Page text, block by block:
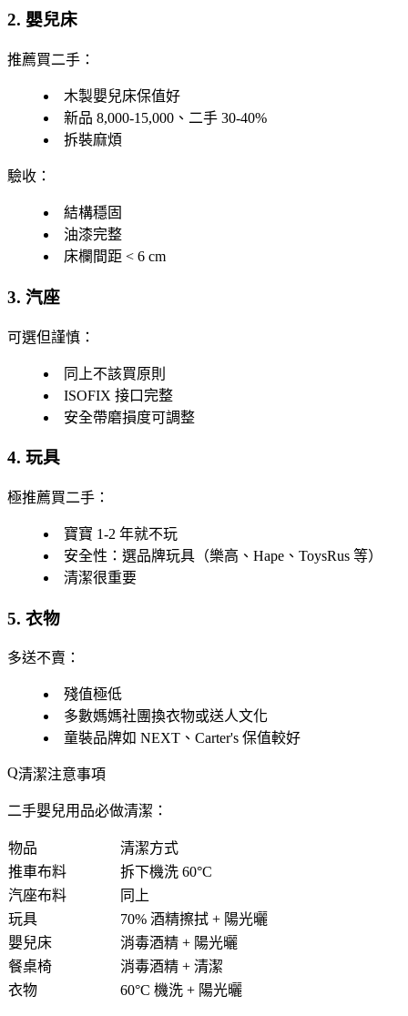
2. 嬰兒床
推薦買二手 ：
木製嬰兒床保值好
新品 8,000-15,000、二手 30-40%
拆裝麻煩
驗收 ：
結構穩固
油漆完整
床欄間距 < 6 cm
3. 汽座
可選但謹慎 ：
同上不該買原則
ISOFIX 接口完整
安全帶磨損度可調整
4. 玩具
極推薦買二手 ：
寶寶 1-2 年就不玩
安全性：選品牌玩具（樂高、Hape、ToysRus 等）
清潔很重要
5. 衣物
多送不賣 ：
殘值極低
多數媽媽社團換衣物或送人文化
童裝品牌如 NEXT、Carter's 保值較好
清潔注意事項
二手嬰兒用品必做清潔 ：
物品
清潔方式
推車布料
拆下機洗 60°C
汽座布料
同上
玩具
70% 酒精擦拭 + 陽光曬
嬰兒床
消毒酒精 + 陽光曬
餐桌椅
消毒酒精 + 清潔
衣物
60°C 機洗 + 陽光曬